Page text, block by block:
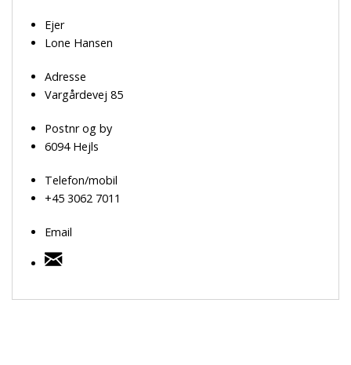
Ejer
Lone Hansen
Adresse
Vargårdevej 85
Postnr og by
6094 Hejls
Telefon/mobil
+45 3062 7011
Email